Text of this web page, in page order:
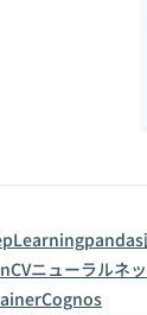
pandas
ニューラルネ
Cognos